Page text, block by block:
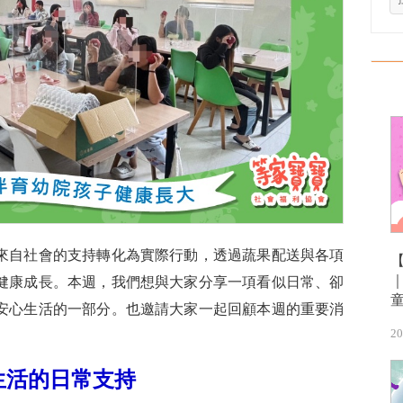
自社會的支持轉化為實際行動，透過蔬果配送與各項
成長。本週，我們想與大家分享一項看似日常、卻
生活的一部分。也邀請大家一起回顧本週的重要消
的日常支持